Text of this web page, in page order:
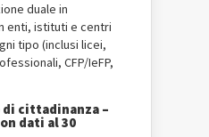
duale in
enti, istituti e centri
tipo (inclusi licei,
CFP/IeFP,
di cittadinanza –
dati al 30